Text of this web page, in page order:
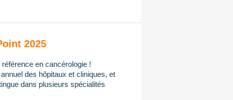
2025
en cancérologie !
des hôpitaux et cliniques, et
dans plusieurs spécialités